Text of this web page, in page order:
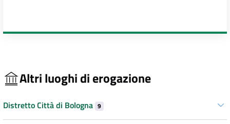
Altri luoghi di erogazione
Distretto Città di Bologna 9